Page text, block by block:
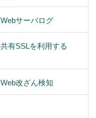
Webサーバログ
共有SSLを利用する
Web改ざん検知